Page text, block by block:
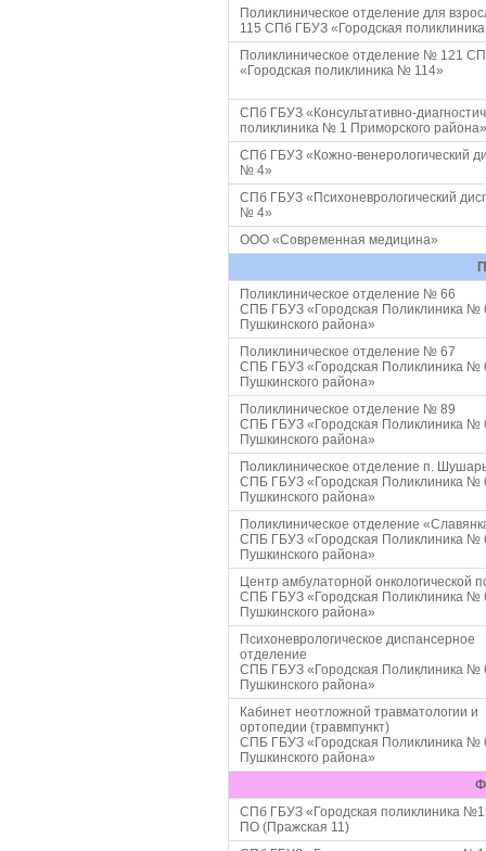
Поликлиническое отделение для
115 СПб ГБУЗ «Городская
Поликлиническое отделение № 121
«Городская поликлиника № 114»
СПб ГБУЗ «Консультативно-
поликлиника № 1 Приморского района»
СПб ГБУЗ «Кожно-венерологический
№ 4»
СПб ГБУЗ «Психоневрологический
№ 4»
ООО «Современная медицина»
Поликлиническое отделение № 66
СПБ ГБУЗ «Городская Поликлиника №
Пушкинского района»
Поликлиническое отделение № 67
СПБ ГБУЗ «Городская Поликлиника №
Пушкинского района»
Поликлиническое отделение № 89
СПБ ГБУЗ «Городская Поликлиника №
Пушкинского района»
Поликлиническое отделение п.
СПБ ГБУЗ «Городская Поликлиника №
Пушкинского района»
Поликлиническое отделение
СПБ ГБУЗ «Городская Поликлиника №
Пушкинского района»
Центр амбулаторной онкологической
СПБ ГБУЗ «Городская Поликлиника №
Пушкинского района»
Психоневрологическое диспансерное
отделение
СПБ ГБУЗ «Городская Поликлиника №
Пушкинского района»
Кабинет неотложной травматологии и
ортопедии (травмпункт)
СПБ ГБУЗ «Городская Поликлиника №
Пушкинского района»
СПб ГБУЗ «Городская поликлиника
ПО (Пражская 11)